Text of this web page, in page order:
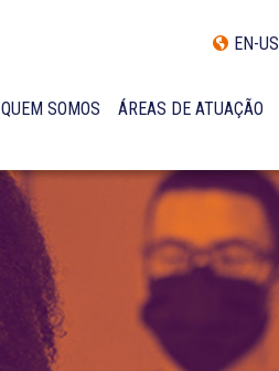
EN-US
QUEM SOMOS
INCLUSÃO E DIVERSIDADE
INTERNATIONAL NETWORK
PRÊMIOS
NOSSA EQUIPE
ÁREAS DE ATUAÇÃO